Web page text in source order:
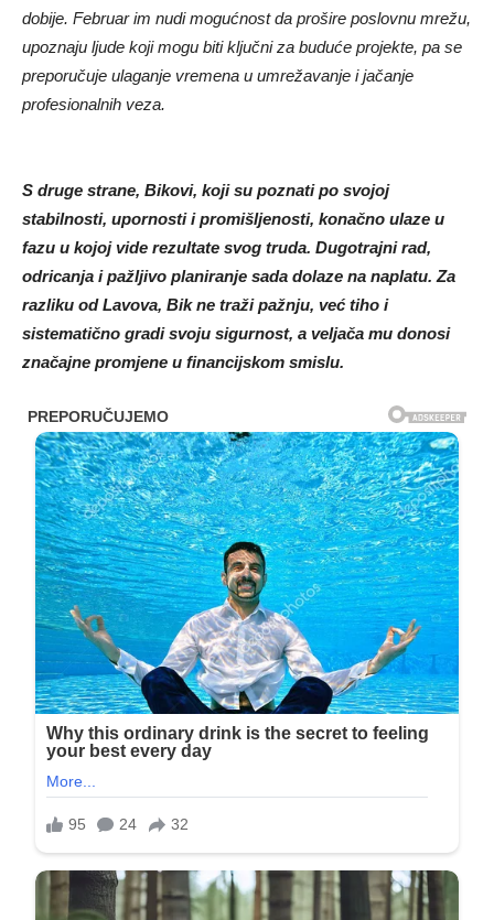
dobije. Februar im nudi mogućnost da prošire poslovnu mrežu,
upoznaju ljude koji mogu biti ključni za buduće projekte, pa se
preporučuje ulaganje vremena u umrežavanje i jačanje
profesionalnih veza.
S druge strane, Bikovi, koji su poznati po svojoj
stabilnosti, upornosti i promišljenosti, konačno ulaze u
fazu u kojoj vide rezultate svog truda. Dugotrajni rad,
odricanja i pažljivo planiranje sada dolaze na naplatu. Za
razliku od Lavova, Bik ne traži pažnju, već tiho i
sistematično gradi svoju sigurnost, a veljača mu donosi
značajne promjene u financijskom smislu.